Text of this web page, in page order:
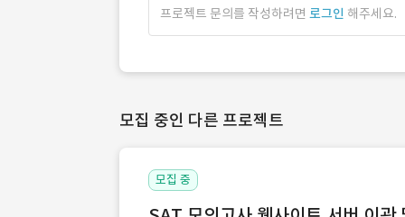
프로젝트 문의를 작성하려면 로그인 해주세요.
모집 중인 다른 프로젝트
모집 중